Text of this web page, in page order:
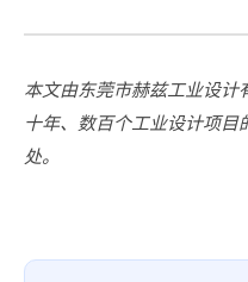
本文由东莞市赫兹工业设计
十年、数百个工业设计项
处。